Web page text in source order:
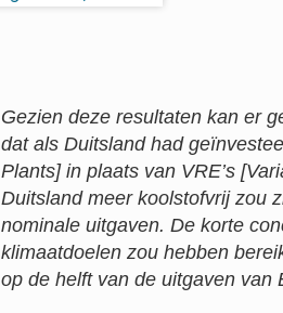
Gezien deze resultaten kan er
dat als Duitsland had
Plants] in plaats van VRE’s [
Duitsland meer koolstofvrij zou
nominale uitgaven. De korte
klimaatdoelen zou hebben
op de helft van de uitgaven van